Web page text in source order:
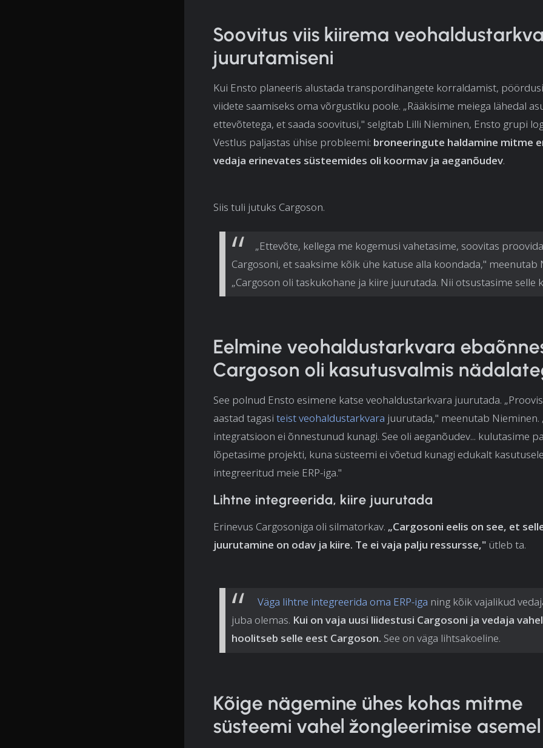
Soovitus viis kiirema
juurutamiseni
Kui Ensto planeeris alustada transpordihangete korraldamist,
viidete saamiseks oma võrgustiku poole. „Rääkisime meiega lähedal
ettevõtetega, et saada soovitusi," selgitab Lilli Nieminen, Ensto grupi
Vestlus paljastas ühise probleemi: broneeringute haldamine mitme
vedaja erinevates süsteemides oli koormav ja aeganõudev.
Siis tuli jutuks Cargoson.
„Ettevõte, kellega me kogemusi vahetasime, soovitas proovida
Cargosoni, et saaksime kõik ühe katuse alla koondada," meenutab
„Cargoson oli taskukohane ja kiire juurutada. Nii otsustasime selle
Eelmine veohaldustarkvara
Cargoson oli kasutusvalmis
See polnud Ensto esimene katse veohaldustarkvara juurutada.
aastad tagasi teist veohaldustarkvara juurutada," meenutab Nieminen.
integratsioon ei õnnestunud kunagi. See oli aeganõudev... kulutasime
lõpetasime projekti, kuna süsteemi ei võetud kunagi edukalt
integreeritud meie ERP-iga."
Lihtne integreerida, kiire juurutada
Erinevus Cargosoniga oli silmatorkav. „Cargosoni eelis on see, et
juurutamine on odav ja kiire. Te ei vaja palju ressursse," ütleb ta.
Väga lihtne integreerida oma ERP-iga ning kõik vajalikud
juba olemas. Kui on vaja uusi liidestusi Cargosoni ja vedaja
hoolitseb selle eest Cargoson. See on väga lihtsakoeline.
Kõige nägemine ühes kohas mitme
süsteemi vahel žongleerimise asemel